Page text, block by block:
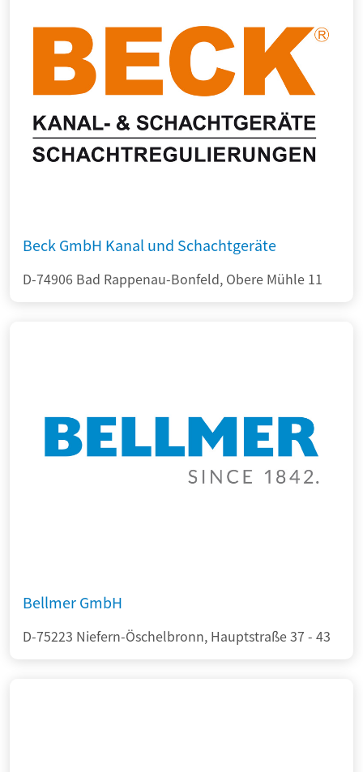
Beck GmbH Kanal und Schachtgeräte
D-74906 Bad Rappenau-Bonfeld, Obere Mühle 11
Bellmer GmbH
D-75223 Niefern-Öschelbronn, Hauptstraße 37 - 43